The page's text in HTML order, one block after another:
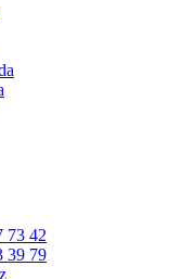
73 42
39 79